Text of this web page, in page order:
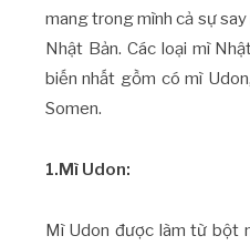
mang trong mình cả sự
Nhật Bản. Các loại mì
biến nhất gồm có mì
Somen.
1.Mì Udon:
Mì Udon được làm từ bột